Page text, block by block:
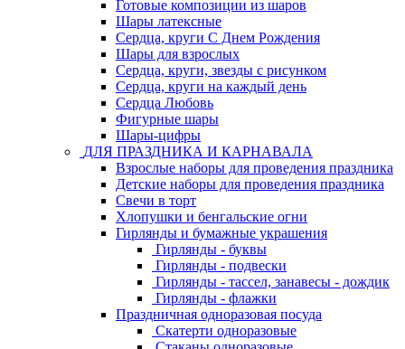
Готовые композиции из шаров
Шары латексные
Сердца, круги С Днем Рождения
Шары для взрослых
Сердца, круги, звезды с рисунком
Сердца, круги на каждый день
Сердца Любовь
Фигурные шары
Шары-цифры
ДЛЯ ПРАЗДНИКА И КАРНАВАЛА
Взрослые наборы для проведения праздника
Детские наборы для проведения праздника
Свечи в торт
Хлопушки и бенгальские огни
Гирлянды и бумажные украшения
Гирлянды - буквы
Гирлянды - подвески
Гирлянды - тассел, занавесы - дождик
Гирлянды - флажки
Праздничная одноразовая посуда
Скатерти одноразовые